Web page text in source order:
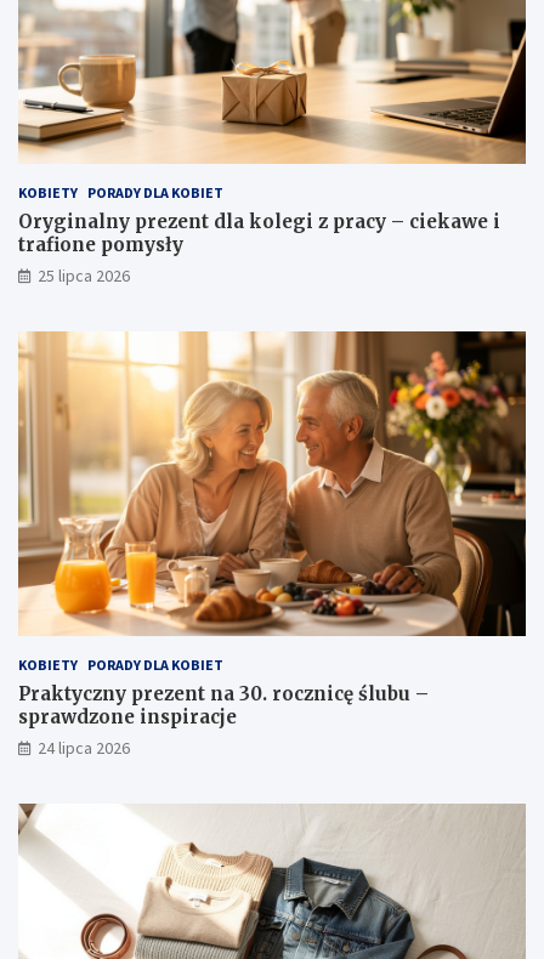
KOBIETY PORADY DLA KOBIET
Oryginalny prezent dla kolegi z pracy – ciekawe i
trafione pomysły
25 lipca 2026
KOBIETY PORADY DLA KOBIET
Praktyczny prezent na 30. rocznicę ślubu –
sprawdzone inspiracje
24 lipca 2026